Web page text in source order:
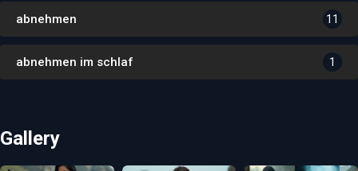
abnehmen 11
abnehmen im schlaf 1
Gallery